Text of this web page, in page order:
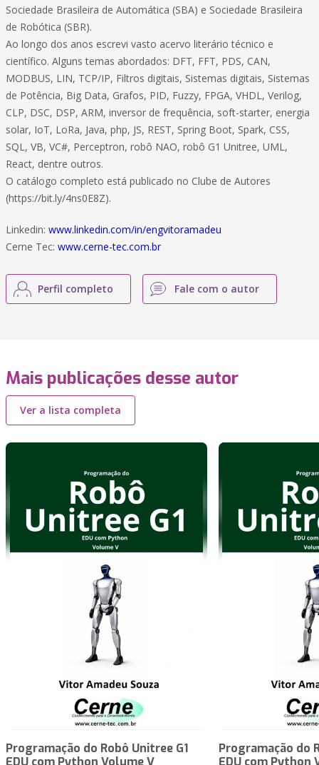
Sociedade Brasileira de Automática (SBA) e Sociedade Brasileira
de Robótica (SBR).
Ao longo dos anos escrevi vasto acervo literário técnico e
científico. Alguns temas abordados: DFT, FFT, PDS, CAN,
MODBUS, LIN, TCP/IP, Filtros digitais, Sistemas digitais, Sistemas
de Potência, Big Data, Grafos, PID, Fuzzy, FPGA, VHDL, Verilog,
CLP, DSC, DSP, ARM, inversor de frequência, soft-starter, energia
solar, IoT, LoRa, Java, php, JS, REST, Spring Boot, Spark, CSS,
SQL, VB, VC#, Perceptron, robô NAO, robô G1 Unitree, UML,
React, dentre outros.
O catálogo completo está publicado no Clube de Autores
(https://bit.ly/4ns0E8Z).
Linkedin: www.linkedin.com/in/engvitoramadeu
Cerne Tec: www.cerne-tec.com.br
Perfil completo Fale com o autor
Mais publicações desse autor
Ver a lista completa
Programação do Robô Unitree G1
EDU com Python Volume V
Programação do
EDU com Python